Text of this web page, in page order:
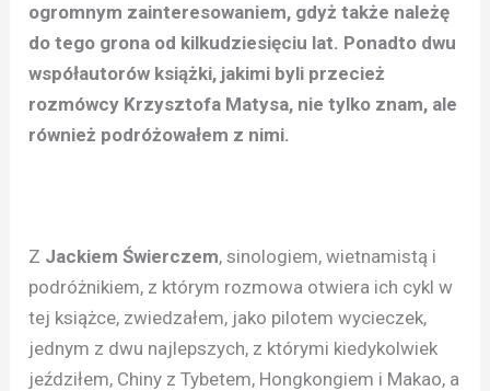
ogromnym zainteresowaniem, gdyż także należę
do tego grona od kilkudziesięciu lat. Ponadto dwu
współautorów książki, jakimi byli przecież
rozmówcy Krzysztofa Matysa, nie tylko znam, ale
również podróżowałem z nimi.
Z Jackiem Świerczem, sinologiem, wietnamistą i
podróżnikiem, z którym rozmowa otwiera ich cykl w
tej książce, zwiedzałem, jako pilotem wycieczek,
jednym z dwu najlepszych, z którymi kiedykolwiek
jeździłem, Chiny z Tybetem, Hongkongiem i Makao, a